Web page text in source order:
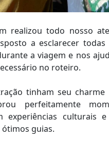
realizou todo nosso
a esclarecer todas
a viagem e nos
no roteiro.
tinham seu
perfeitamente
experiências culturais
guias.